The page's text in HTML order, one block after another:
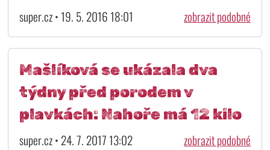
super.cz • 19. 5. 2016 18:01 zobrazit podobné
Mašlíková se ukázala dva
týdny před porodem v
plavkách: Nahoře má 12 kilo
super.cz • 24. 7. 2017 13:02 zobrazit podobné